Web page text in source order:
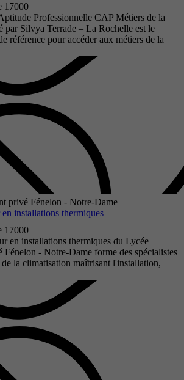
17000
Professionnelle CAP Métiers de la
par Silvya Terrade – La Rochelle est le
référence pour accéder aux métiers de la
privé Fénelon - Notre-Dame
installations thermiques
17000
en installations thermiques du Lycée
- Notre-Dame forme des spécialistes
la climatisation maîtrisant l'installation,